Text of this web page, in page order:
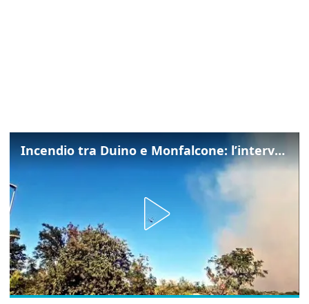
Incendio tra Duino e Monfalcone: l’intervento dei vigili del fuoco